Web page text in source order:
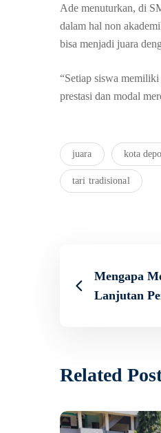
Ade menuturkan, di
dalam hal non
bisa menjadi juara
“Setiap siswa
prestasi dan modal
juara kota
tari tradisional
Mengapa
Lanjutan
Related